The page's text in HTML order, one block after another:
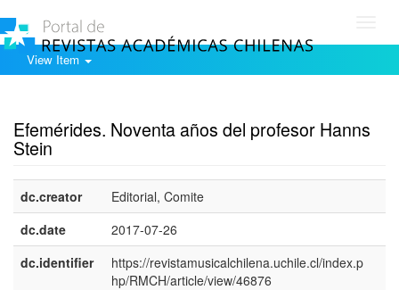
View Item
Efemérides. Noventa años del profesor Hanns
Stein
dc.creator
Editorial, Comite
dc.date
2017-07-26
dc.identifier
https://revistamusicalchilena.uchile.cl/index.p
hp/RMCH/article/view/46876